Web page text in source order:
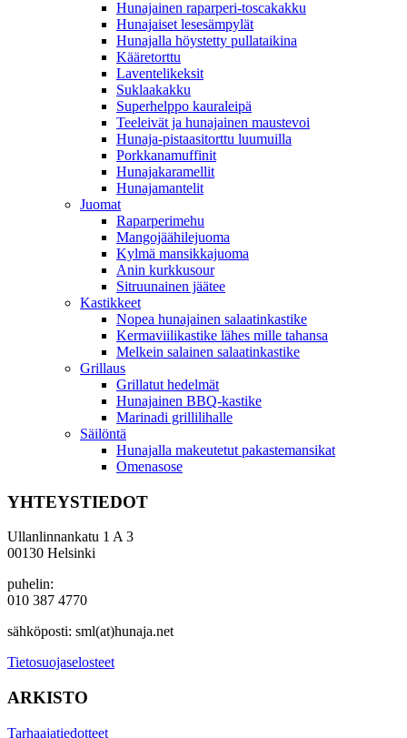
Hunajainen raparperi-toscakakku
Hunajaiset lesesämpylät
Hunajalla höystetty pullataikina
Kääretorttu
Laventelikeksit
Suklaakakku
Superhelppo kauraleipä
Teeleivät ja hunajainen maustevoi
Hunaja-pistaasitorttu luumuilla
Porkkanamuffinit
Hunajakaramellit
Hunajamantelit
Juomat
Raparperimehu
Mangojäähilejuoma
Kylmä mansikkajuoma
Anin kurkkusour
Sitruunainen jäätee
Kastikkeet
Nopea hunajainen salaatinkastike
Kermaviilikastike lähes mille tahansa
Melkein salainen salaatinkastike
Grillaus
Grillatut hedelmät
Hunajainen BBQ-kastike
Marinadi grillilihalle
Säilöntä
Hunajalla makeutetut pakastemansikat
Omenasose
YHTEYSTIEDOT
Ullanlinnankatu 1 A 3
00130 Helsinki
puhelin:
010 387 4770
sähköposti: sml(at)hunaja.net
Tietosuojaselosteet
ARKISTO
Tarhaajatiedotteet